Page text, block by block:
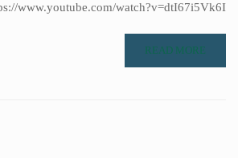
www.youtube.com/watch?v=dtI67i5Vk6I
READ MORE